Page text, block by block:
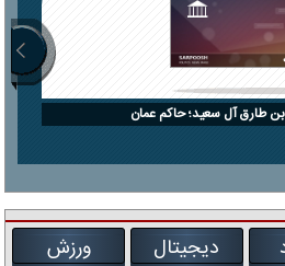
بن طارق آل سعید؛ حاکم عمان
دیجیتال ورزش